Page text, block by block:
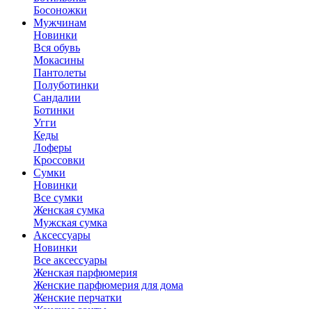
Босоножки
Мужчинам
Новинки
Вся обувь
Мокасины
Пантолеты
Полуботинки
Сандалии
Ботинки
Угги
Кеды
Лоферы
Кроссовки
Сумки
Новинки
Все сумки
Женская сумка
Мужская сумка
Аксессуары
Новинки
Все аксессуары
Женская парфюмерия
Женские парфюмерия для дома
Женские перчатки